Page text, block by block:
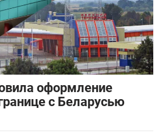
оформление
с Беларусью